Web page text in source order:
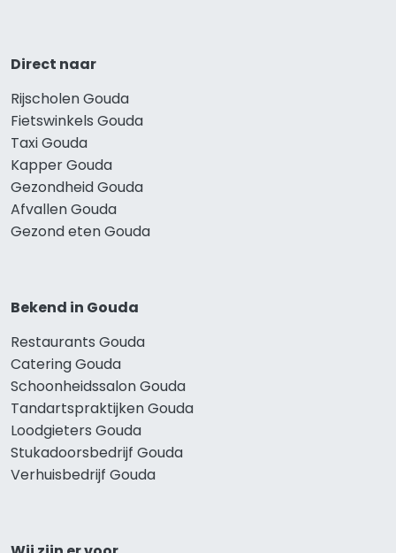
Direct naar
Rijscholen Gouda
Fietswinkels Gouda
Taxi Gouda
Kapper Gouda
Gezondheid Gouda
Afvallen Gouda
Gezond eten Gouda
Bekend in Gouda
Restaurants Gouda
Catering Gouda
Schoonheidssalon Gouda
Tandartspraktijken Gouda
Loodgieters Gouda
Stukadoorsbedrijf Gouda
Verhuisbedrijf Gouda